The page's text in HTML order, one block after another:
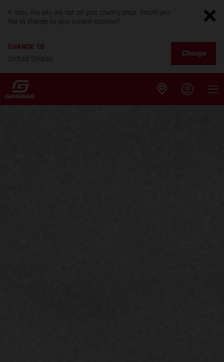
It looks like you are not on your country page. Would you
like to change to your current location?
CHANGE TO
United States
Change